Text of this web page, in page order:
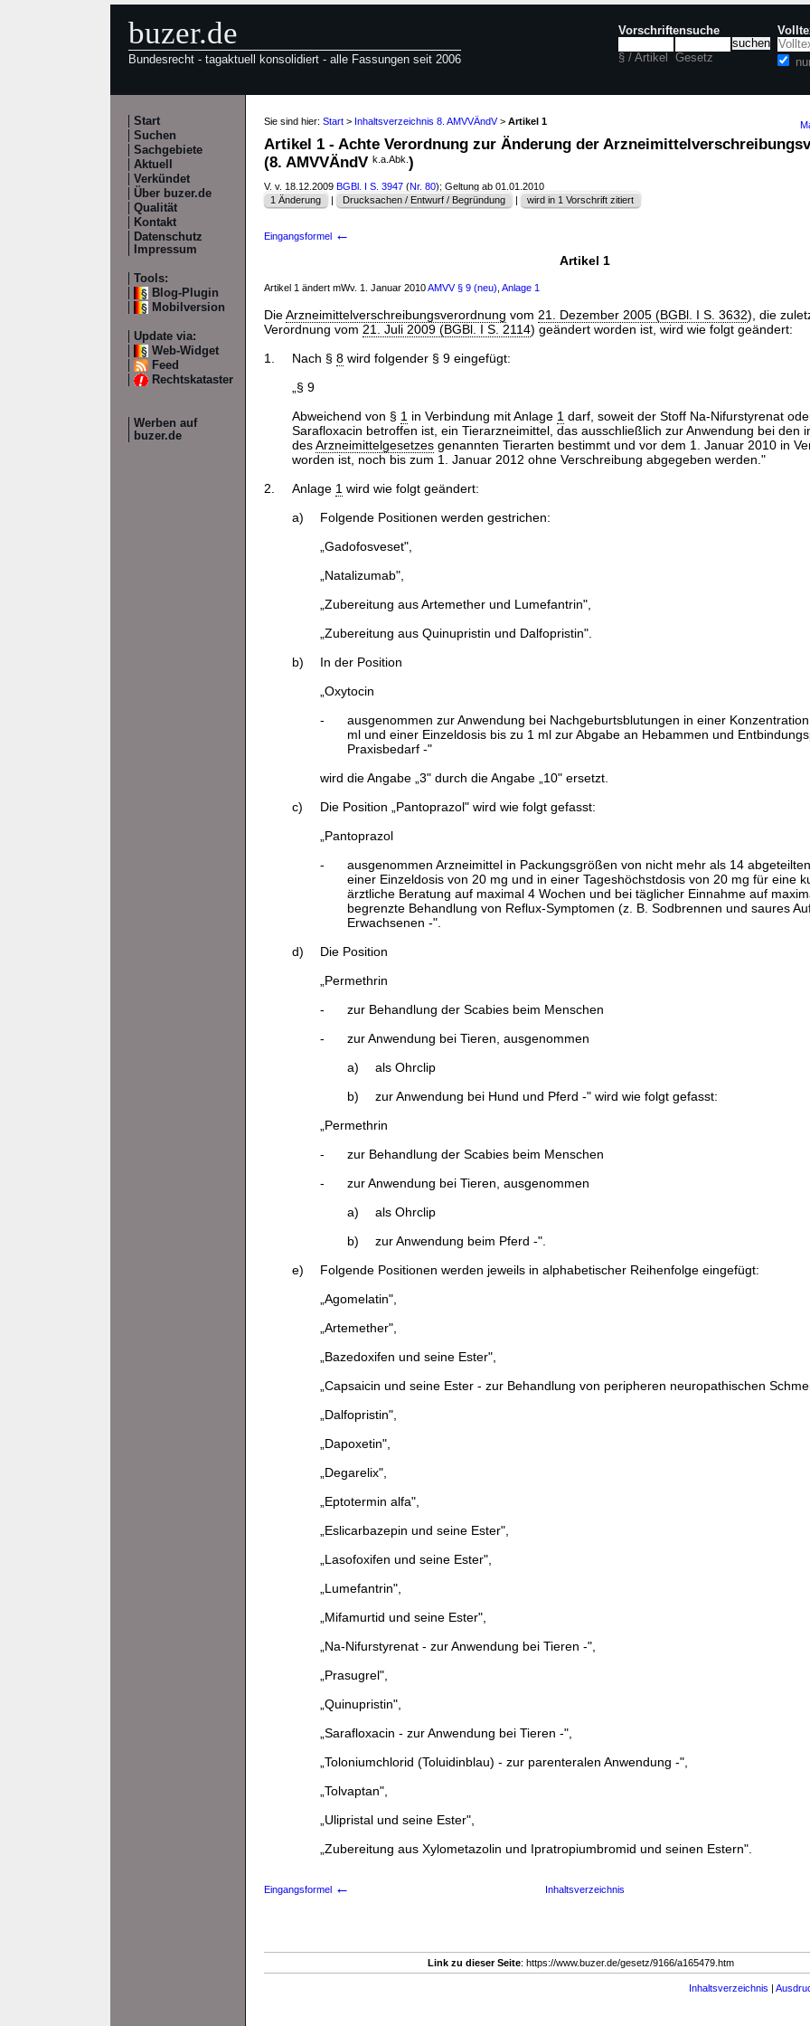
buzer.de
Bundesrecht - tagaktuell konsolidiert - alle Fassungen seit 2006
Vorschriftensuche
§ / Artikel Gesetz
Start
Suchen
Sachgebiete
Aktuell
Verkündet
Über buzer.de
Qualität
Kontakt
Datenschutz
Impressum
Tools:
Blog-Plugin
Mobilversion
Update via:
Web-Widget
Feed
Rechtskataster
Werben auf
buzer.de
Sie sind hier: Start > Inhaltsverzeichnis 8. AMVVÄndV> Artikel 1
Artikel 1 - Achte Verordnung zur Änderung der
(8. AMVVÄndV k.a.Abk. )
V. v. 18.12.2009 BGBl. I S. 3947 (Nr. 80); Geltung ab 01.01.2010
1 Änderung
| Drucksachen / Entwurf / Begründung | wird in 1 Vorschrift zitiert
Eingangsformel ←
Artikel 1
Artikel 1 ändert mWv. 1. Januar 2010AMVV § 9 (neu) Anlage 1
DieArzneimittelverschreibungsverordnung vom 21. Dezember 2005 (BGBl. I S. 3632), die
Verordnung vom 21. Juli 2009 (BGBl. I S. 2114) geändert worden ist, wird wie folgt geändert:
1.
Nach § 8wird folgender § 9 eingefügt:
„§ 9
Abweichend von § 1 in Verbindung mit Anlage 1 darf, soweit der Stoff Na-Nifurstyrenat
Sarafloxacin betroffen ist, ein Tierarzneimittel, das ausschließlich zur Anwendung bei den
desArzneimittelgesetzesgenannten Tierarten bestimmt und vor dem 1. Januar 2010 in
worden ist, noch bis zum 1. Januar 2012 ohne Verschreibung abgegeben werden."
2.
Anlage 1 wird wie folgt geändert:
a)
Folgende Positionen werden gestrichen:
„Gadofosveset",
„Natalizumab",
„Zubereitung aus Artemether und Lumefantrin",
„Zubereitung aus Quinupristin und Dalfopristin".
b)
In der Position
„Oxytocin
-
ausgenommen zur Anwendung bei Nachgeburtsblutungen in einer
ml und einer Einzeldosis bis zu 1 ml zur Abgabe an Hebammen und
Praxisbedarf -"
wird die Angabe „3" durch die Angabe „10" ersetzt.
c)
Die Position „Pantoprazol" wird wie folgt gefasst:
„Pantoprazol
-
ausgenommen Arzneimittel in Packungsgrößen von nicht mehr als 14
einer Einzeldosis von 20 mg und in einer Tageshöchstdosis von 20 mg für eine
ärztliche Beratung auf maximal 4 Wochen und bei täglicher Einnahme auf
begrenzte Behandlung von Reflux-Symptomen (z. B. Sodbrennen und saures
Erwachsenen -".
d)
Die Position
„Permethrin
-
zur Behandlung der Scabies beim Menschen
-
zur Anwendung bei Tieren, ausgenommen
a)
als Ohrclip
b)
zur Anwendung bei Hund und Pferd -" wird wie folgt gefasst:
„Permethrin
-
zur Behandlung der Scabies beim Menschen
-
zur Anwendung bei Tieren, ausgenommen
a)
als Ohrclip
b)
zur Anwendung beim Pferd -".
e)
Folgende Positionen werden jeweils in alphabetischer Reihenfolge eingefügt:
„Agomelatin",
„Artemether",
„Bazedoxifen und seine Ester",
„Capsaicin und seine Ester - zur Behandlung von peripheren neuropathischen
„Dalfopristin",
„Dapoxetin",
„Degarelix",
„Eptotermin alfa",
„Eslicarbazepin und seine Ester",
„Lasofoxifen und seine Ester",
„Lumefantrin",
„Mifamurtid und seine Ester",
„Na-Nifurstyrenat - zur Anwendung bei Tieren -",
„Prasugrel",
„Quinupristin",
„Sarafloxacin - zur Anwendung bei Tieren -",
„Toloniumchlorid (Toluidinblau) - zur parenteralen Anwendung -",
„Tolvaptan",
„Ulipristal und seine Ester",
„Zubereitung aus Xylometazolin und Ipratropiumbromid und seinen Estern".
Eingangsformel ← Inhaltsverzeichnis
Link zu dieser Seite: https://www.buzer.de/gesetz/9166/a165479.htm
Inhaltsverzeichnis |